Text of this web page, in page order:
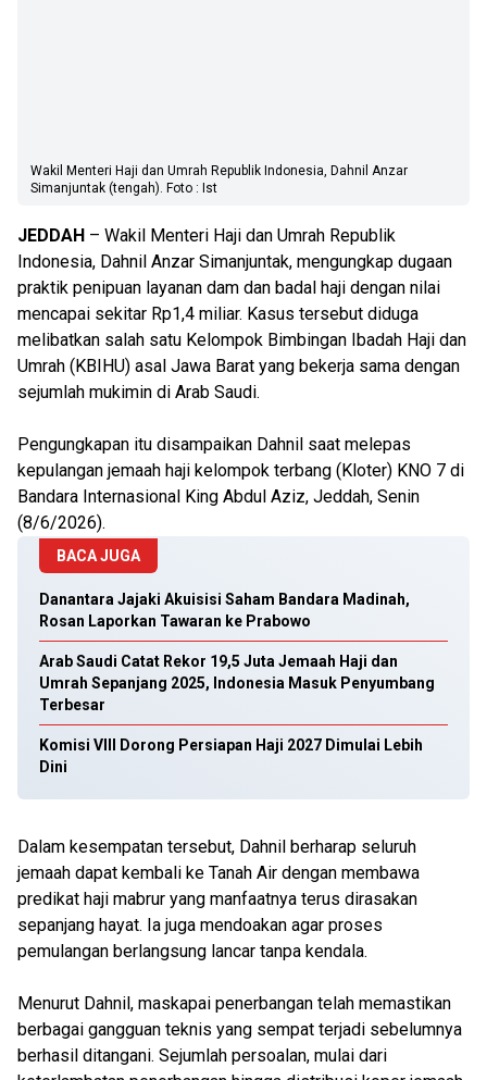
Wakil Menteri Haji dan Umrah Republik Indonesia, Dahnil Anzar
Simanjuntak (tengah). Foto : Ist
JEDDAH – Wakil Menteri Haji dan Umrah Republik
Indonesia, Dahnil Anzar Simanjuntak, mengungkap dugaan
praktik penipuan layanan dam dan badal haji dengan nilai
mencapai sekitar Rp1,4 miliar. Kasus tersebut diduga
melibatkan salah satu Kelompok Bimbingan Ibadah Haji dan
Umrah (KBIHU) asal Jawa Barat yang bekerja sama dengan
sejumlah mukimin di Arab Saudi.
Pengungkapan itu disampaikan Dahnil saat melepas
kepulangan jemaah haji kelompok terbang (Kloter) KNO 7 di
Bandara Internasional King Abdul Aziz, Jeddah, Senin
(8/6/2026).
BACA JUGA
Danantara Jajaki Akuisisi Saham Bandara Madinah,
Rosan Laporkan Tawaran ke Prabowo
Arab Saudi Catat Rekor 19,5 Juta Jemaah Haji dan
Umrah Sepanjang 2025, Indonesia Masuk Penyumbang
Terbesar
Komisi VIII Dorong Persiapan Haji 2027 Dimulai Lebih
Dini
Dalam kesempatan tersebut, Dahnil berharap seluruh
jemaah dapat kembali ke Tanah Air dengan membawa
predikat haji mabrur yang manfaatnya terus dirasakan
sepanjang hayat. Ia juga mendoakan agar proses
pemulangan berlangsung lancar tanpa kendala.
Menurut Dahnil, maskapai penerbangan telah memastikan
berbagai gangguan teknis yang sempat terjadi sebelumnya
berhasil ditangani. Sejumlah persoalan, mulai dari